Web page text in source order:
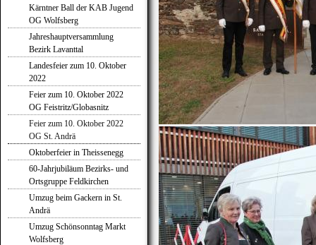
Kärntner Ball der KAB Jugend
OG Wolfsberg
Jahreshauptversammlung
Bezirk Lavanttal
Landesfeier zum 10. Oktober
2022
Feier zum 10. Oktober 2022
OG Feistritz/Globasnitz
Feier zum 10. Oktober 2022
OG St. Andrä
Oktoberfeier in Theissenegg
60-Jahrjubiläum Bezirks- und
Ortsgruppe Feldkirchen
Umzug beim Gackern in St.
Andrä
Umzug Schönsonntag Markt
Wolfsberg